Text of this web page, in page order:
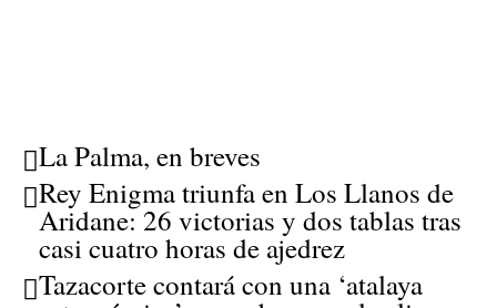
La Palma, en breves
Rey Enigma triunfa en Los Llanos de
Aridane: 26 victorias y dos tablas tras
casi cuatro horas de ajedrez
Tazacorte contará con una ‘atalaya